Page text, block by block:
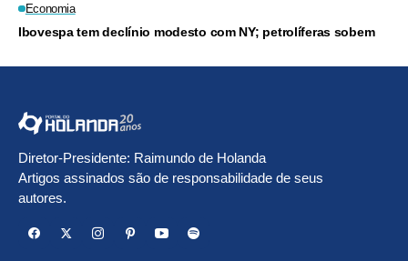
Economia
Ibovespa tem declínio modesto com NY; petrolíferas sobem
Diretor-Presidente: Raimundo de Holanda
Artigos assinados são de responsabilidade de seus
autores.